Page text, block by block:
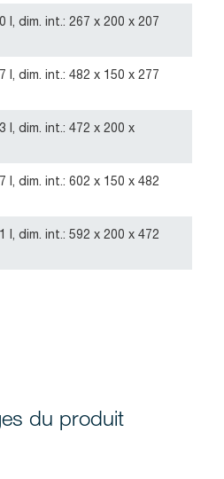
l, dim. int.: 267 x 200 x 207
l, dim. int.: 482 x 150 x 277
l, dim. int.: 472 x 200 x
l, dim. int.: 602 x 150 x 482
l, dim. int.: 592 x 200 x 472
du produit